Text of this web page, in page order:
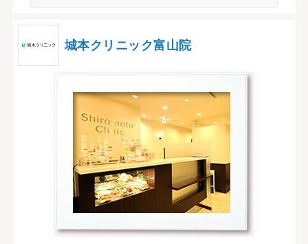
城本クリニック富山院